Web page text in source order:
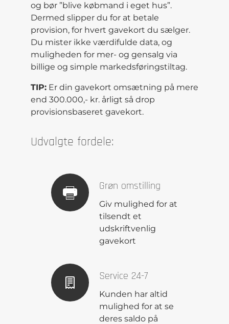
og bør ”blive købmand i eget hus”.
Dermed slipper du for at betale
provision, for hvert gavekort du sælger.
Du mister ikke værdifulde data, og
muligheden for mer- og gensalg via
billige og simple markedsføringstiltag.
TIP: Er din gavekort omsætning på mere
end 300.000,- kr. årligt så drop
provisionsbaseret gavekort.
Udvalgte fordele:
Grøn omstilling
Giv mulighed for at
tilsendt et
udskriftvenlig
gavekort
Service 24-7
Kunden har altid
mulighed for at se
deres saldo på